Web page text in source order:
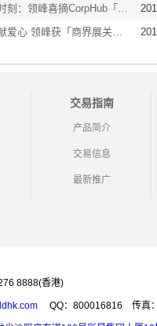
交易指南
产品简介
交易信息
最新推广
8888(香港)
QQ：800016816 传真